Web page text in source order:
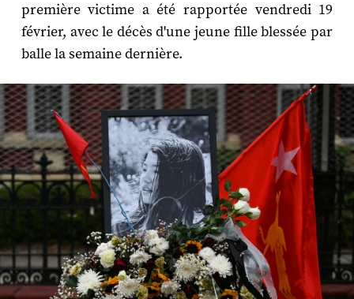
première victime a été rapportée vendredi 19
février, avec le décès d'une jeune fille blessée par
balle la semaine dernière.